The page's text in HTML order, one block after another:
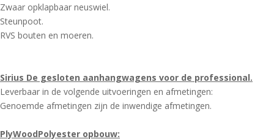
Zwaar opklapbaar neuswiel.
Steunpoot.
RVS bouten en moeren.
Sirius De gesloten aanhangwagens voor de professional.
Leverbaar in de volgende uitvoeringen en afmetingen:
Genoemde afmetingen zijn de inwendige afmetingen.
PlyWoodPolyester opbouw: